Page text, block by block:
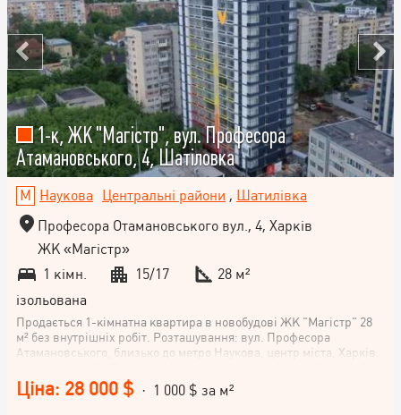
1-к, ЖК "Магістр", вул. Професора
Атамановського, 4, Шатіловка
Наукова Центральні райони , Шатилівка
Професора Отамановського вул., 4, Харків
ЖК «Магістр»
1 кімн.
15/17
28 м²
ізольована
Продається 1-кімнатна квартира в новобудові ЖК "Магістр" 28
м² без внутрішніх робіт. Розташування: вул. Професора
Атамановського, близько до метро Наукова, центр міста, Харків.
з вікон – на вулицю. Ідеальна пропозиція для тих, хто цінує
комфорт та зручність у якісних новобудовах. Не пропустіть свій
Ціна: 28 000 $ · 1 000 $ за м²